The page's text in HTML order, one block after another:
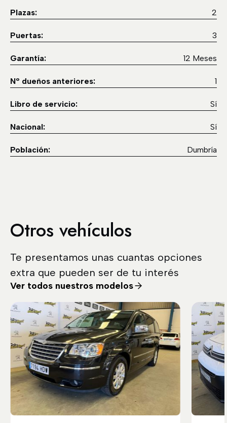
Plazas: 2
Puertas: 3
Garantía: 12 Meses
Nº dueños anteriores: 1
Libro de servicio: Sí
Nacional: Sí
Población: Dumbría
Otros vehículos
Te presentamos unas cuantas opciones
extra que pueden ser de tu interés
Ver todos nuestros modelos